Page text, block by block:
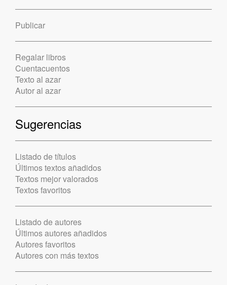
Publicar
Regalar libros
Cuentacuentos
Texto al azar
Autor al azar
Sugerencias
Listado de títulos
Últimos textos añadidos
Textos mejor valorados
Textos favoritos
Listado de autores
Últimos autores añadidos
Autores favoritos
Autores con más textos